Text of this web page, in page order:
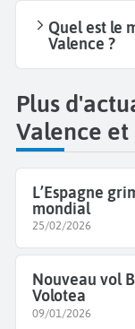
Quel est le
Valence ?
Plus
Valence et
L’Espagne
mondial
25/02/2026
Nouveau vol
Volotea
09/01/2026